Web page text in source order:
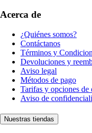
Acerca de
¿Quiénes somos?
Contáctanos
Términos y
Devoluciones y
Aviso legal
Métodos de pago
Tarifas y opciones de
Aviso de
Nuestras tiendas